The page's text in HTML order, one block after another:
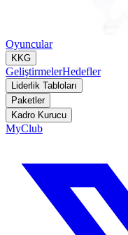
Oyuncular
KKG
GeliştirmelerHedefler
Liderlik Tabloları
Paketler
Kadro Kurucu
MyClub